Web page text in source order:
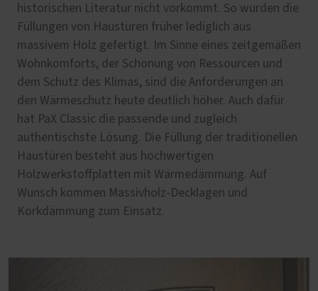
historischen Literatur nicht vorkommt. So wurden die
Füllungen von Haustüren früher lediglich aus
massivem Holz gefertigt. Im Sinne eines zeitgemäßen
Wohnkomforts, der Schonung von Ressourcen und
dem Schutz des Klimas, sind die Anforderungen an
den Wärmeschutz heute deutlich höher. Auch dafür
hat PaX Classic die passende und zugleich
authentischste Lösung. Die Füllung der traditionellen
Haustüren besteht aus hochwertigen
Holzwerkstoffplatten mit Wärmedämmung. Auf
Wunsch kommen Massivholz-Decklagen und
Korkdämmung zum Einsatz.